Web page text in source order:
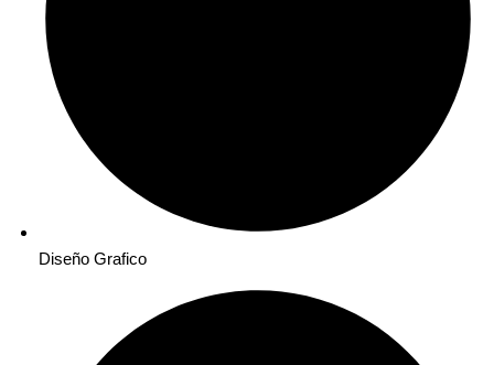
Diseño Grafico